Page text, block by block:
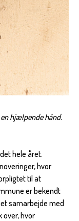
hjælpende hånd.
hele året.
hvor
til at
er bekendt
samarbejde med
over, hvor